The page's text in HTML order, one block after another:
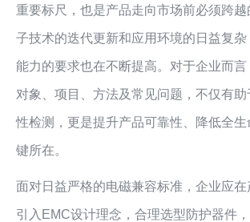
重要标尺，也是产品走向市场前必须跨
子技术的迭代更新和应用环境的日益复
能力的要求也在不断提高。对于企业而言
对象、项目、方法及常见问题，不仅有
性检测，更是提升产品可靠性、降低全
键所在。
面对日益严格的电磁兼容标准，企业应
引入EMC设计理念，合理选型防护器件